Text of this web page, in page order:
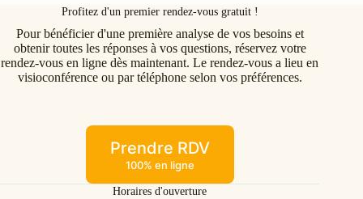
Profitez d'un premier rendez-vous gratuit !
Pour bénéficier d'une première analyse de vos besoins et
obtenir toutes les réponses à vos questions, réservez votre
rendez-vous en ligne dès maintenant. Le rendez-vous a lieu en
visioconférence ou par téléphone selon vos préférences.
Prendre RDV
100% en ligne
Horaires d'ouverture